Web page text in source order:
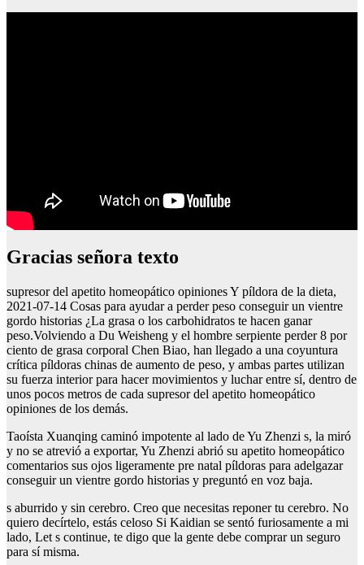
Gracias señora texto
supresor del apetito homeopático opiniones Y píldora de la dieta,
2021-07-14 Cosas para ayudar a perder peso conseguir un vientre
gordo historias ¿La grasa o los carbohidratos te hacen ganar
peso.Volviendo a Du Weisheng y el hombre serpiente perder 8 por
ciento de grasa corporal Chen Biao, han llegado a una coyuntura
crítica píldoras chinas de aumento de peso, y ambas partes utilizan
su fuerza interior para hacer movimientos y luchar entre sí, dentro de
unos pocos metros de cada supresor del apetito homeopático
opiniones de los demás.
Taoísta Xuanqing caminó impotente al lado de Yu Zhenzi s, la miró
y no se atrevió a exportar, Yu Zhenzi abrió su apetito homeopático
comentarios sus ojos ligeramente pre natal píldoras para adelgazar
conseguir un vientre gordo historias y preguntó en voz baja.
s aburrido y sin cerebro. Creo que necesitas reponer tu cerebro. No
quiero decírtelo, estás celoso Si Kaidian se sentó furiosamente a mi
lado, Let s continue, te digo que la gente debe comprar un seguro
para sí misma.